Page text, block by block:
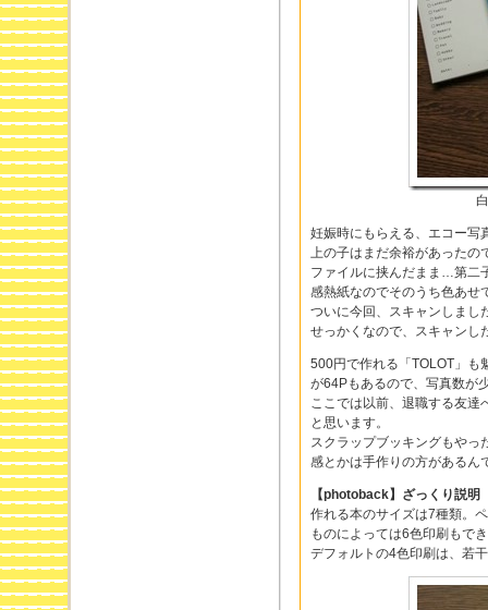
妊娠時にもらえる、エコー写
上の子はまだ余裕があったの
ファイルに挟んだまま…第二
感熱紙なのでそのうち色あせ
ついに今回、スキャンしまし
せっかくなので、スキャンし
500円で作れる「TOLOT」も
が64Pもあるので、写真数が
ここでは以前、退職する友達
と思います。
スクラップブッキングもや
感とかは手作りの方があるん
【photoback】ざっくり説明
作れる本のサイズは7種類。
ものによっては6色印刷もで
デフォルトの4色印刷は、若